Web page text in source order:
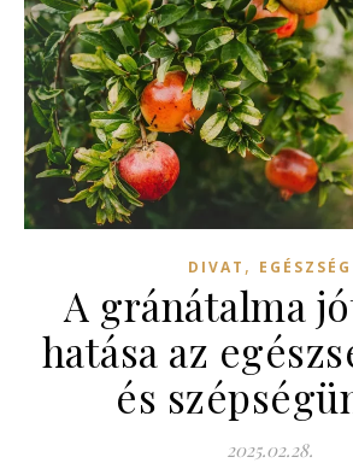
DIVAT , EGÉSZSÉG
A gránátalma
hatása az
és
2025.02.28.